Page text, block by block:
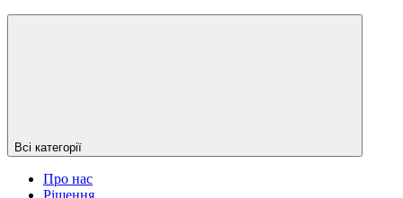
Всі категорії
Про нас
Рішення